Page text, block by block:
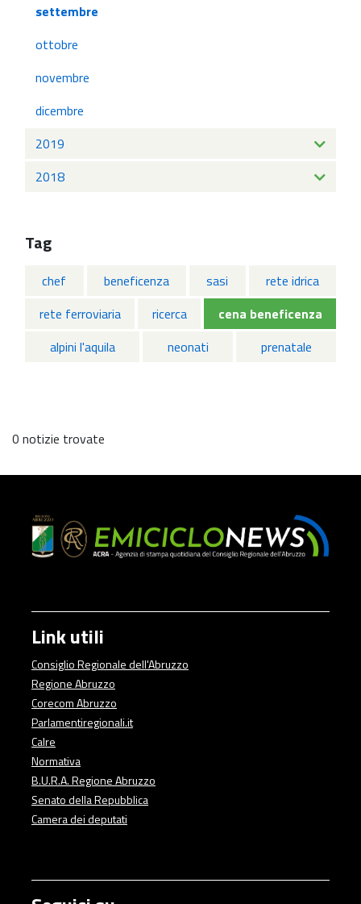
settembre
ottobre
novembre
dicembre
2019
2018
Tag
chef beneficenza sasi
rete idrica
rete ferroviaria
ricerca
cena beneficenza
alpini l'aquila
neonati prenatale
0 notizie trovate
Link utili
Consiglio Regionale dell'Abruzzo
Regione Abruzzo
Corecom Abruzzo
Parlamentiregionali.it
Calre
Normativa
B.U.R.A. Regione Abruzzo
Senato della Repubblica
Camera dei deputati